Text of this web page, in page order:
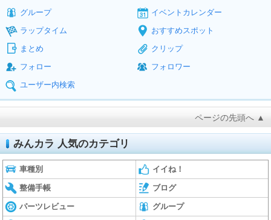
グループ
イベントカレンダー
ラップタイム
おすすめスポット
まとめ
クリップ
フォロー
フォロワー
ユーザー内検索
ページの先頭へ ▲
みんカラ 人気のカテゴリ
車種別 イイね！
整備手帳 ブログ
パーツレビュー グループ